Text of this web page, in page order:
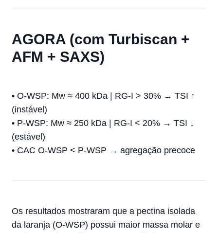
AGORA (com Turbiscan +
AFM + SAXS)
• O-WSP: Mw ≈ 400 kDa | RG-I > 30% → TSI ↑
(instável)
• P-WSP: Mw ≈ 250 kDa | RG-I < 20% → TSI ↓
(estável)
• CAC O-WSP < P-WSP → agregação precoce
Os resultados mostraram que a pectina isolada
da laranja (O-WSP) possui maior massa molar e